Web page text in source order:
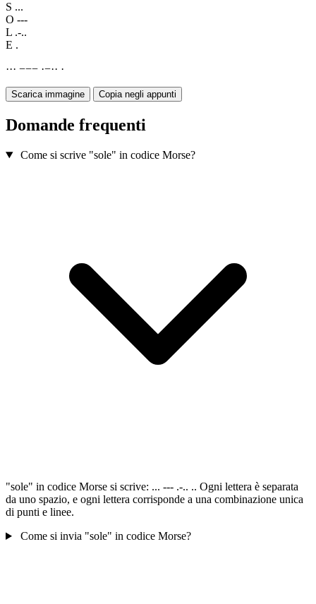
S ...
O ---
L .-..
E .
··· −−− ·−·· ·
Scarica immagine Copia negli appunti
Domande frequenti
Come si scrive "sole" in codice Morse?
"sole" in codice Morse si scrive: ... --- .-.. .. Ogni lettera è separata
da uno spazio, e ogni lettera corrisponde a una combinazione unica
di punti e linee.
Come si invia "sole" in codice Morse?